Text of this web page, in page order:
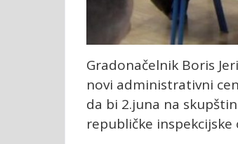
Gradonačelnik Boris
novi administrativni
da bi 2.juna na
republičke inspekcijske